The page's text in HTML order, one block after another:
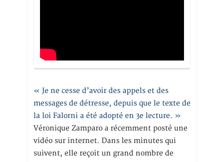
« Je ne cesse d’avoir des appels et des
messages de détresse, depuis que le texte de
la loi Falorni a été adopté en 3e lecture. »
Véronique Zamparo a récemment posté une
vidéo sur internet. Dans les minutes qui
suivent, elle reçoit un grand nombre de